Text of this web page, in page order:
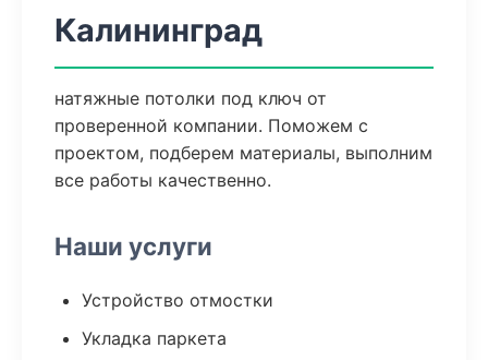
Калининград
натяжные потолки под ключ от
проверенной компании. Поможем с
проектом, подберем материалы, выполним
все работы качественно.
Наши услуги
Устройство отмостки
Укладка паркета